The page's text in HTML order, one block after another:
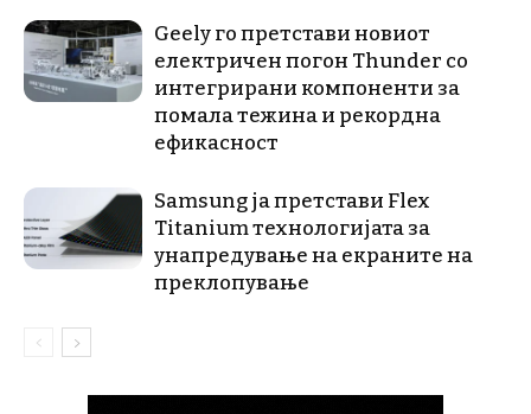
Geely го претстави новиот
електричен погон Thunder со
интегрирани компоненти за
помала тежина и рекордна
ефикасност
Samsung ја претстави Flex
Titanium технологијата за
унапредување на екраните на
преклопување